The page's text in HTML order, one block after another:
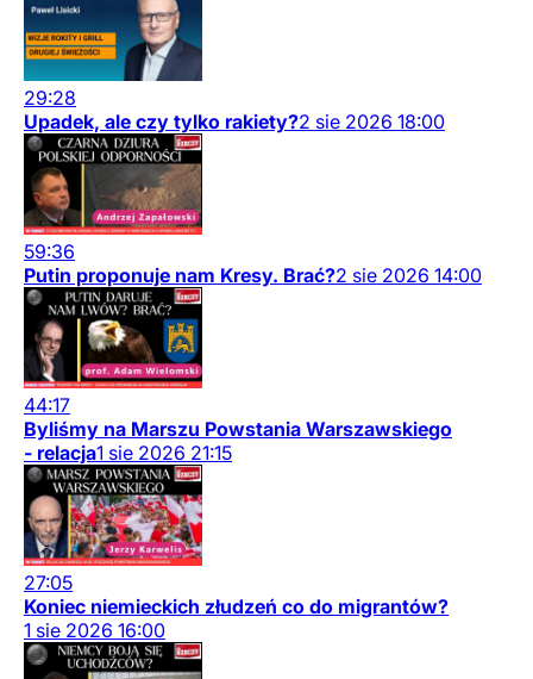
29:28
Upadek, ale czy tylko rakiety?2 sie 2026 18:00
59:36
Putin proponuje nam Kresy. Brać?2 sie 2026 14:00
44:17
Byliśmy na Marszu Powstania Warszawskiego
- relacja1 sie 2026 21:15
27:05
Koniec niemieckich złudzeń co do migrantów?
1 sie 2026 16:00